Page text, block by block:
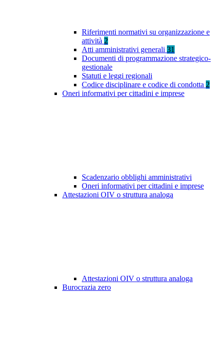
Riferimenti normativi su organizzazione e
attività 2
Atti amministrativi generali 31
Documenti di programmazione strategico-
gestionale
Statuti e leggi regionali
Codice disciplinare e codice di condotta 2
Oneri informativi per cittadini e imprese
Scadenzario obblighi amministrativi
Oneri informativi per cittadini e imprese
Attestazioni OIV o struttura analoga
Attestazioni OIV o struttura analoga
Burocrazia zero